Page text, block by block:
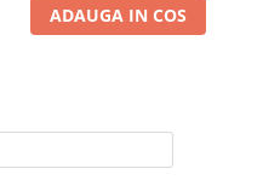
ADAUGA IN COS